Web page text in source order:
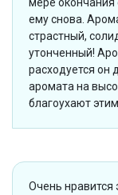
ему снова.
страстный,
утонченный!
расходуется он
аромата на
благоухают
Очень